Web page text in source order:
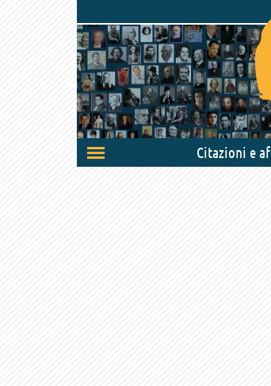
Attiva/disattiva
navigazione
Citazioni e